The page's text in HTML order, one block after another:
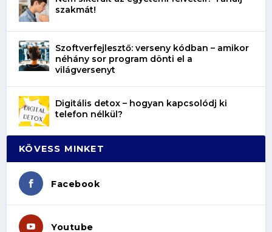
szakmát!
Szoftverfejlesztő: verseny kódban – amikor
néhány sor program dönti el a
világversenyt
Digitális detox – hogyan kapcsolódj ki
telefon nélkül?
KÖVESS MINKET
Facebook
Youtube